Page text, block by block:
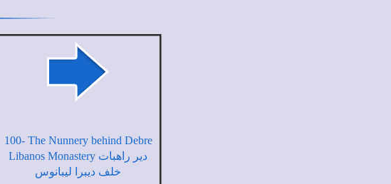
100- The Nunnery behind Debre
Libanos Monastery دير راهبات
خلف ديبرا ليبانوس